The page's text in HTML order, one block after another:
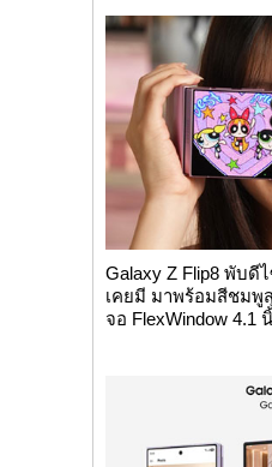
Galaxy Z Flip8 พับดี
เคยมี มาพร้อมสีชมพู
จอ FlexWindow 4.1